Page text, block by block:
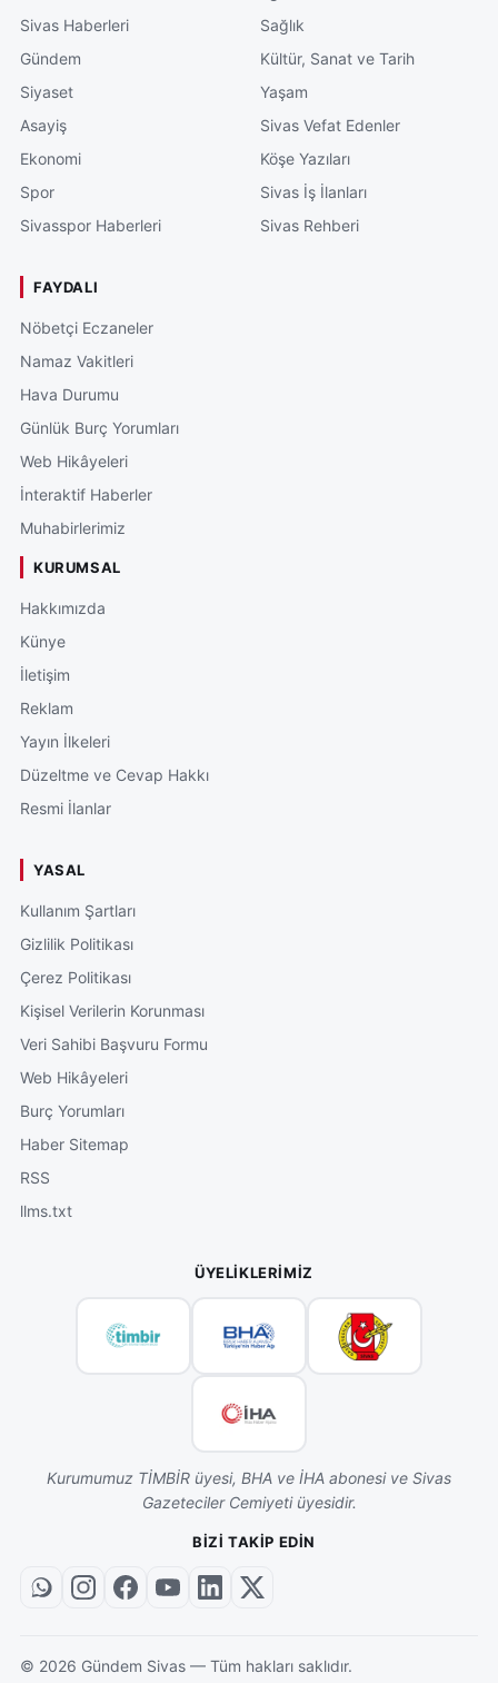
Sivas Haberleri
Gündem
Siyaset
Asayiş
Ekonomi
Spor
Sivasspor Haberleri
Sağlık
Kültür, Sanat ve Tarih
Yaşam
Sivas Vefat Edenler
Köşe Yazıları
Sivas İş İlanları
Sivas Rehberi
FAYDALI
Nöbetçi Eczaneler
Namaz Vakitleri
Hava Durumu
Günlük Burç Yorumları
Web Hikâyeleri
İnteraktif Haberler
Muhabirlerimiz
KURUMSAL
Hakkımızda
Künye
İletişim
Reklam
Yayın İlkeleri
Düzeltme ve Cevap Hakkı
Resmi İlanlar
YASAL
Kullanım Şartları
Gizlilik Politikası
Çerez Politikası
Kişisel Verilerin Korunması
Veri Sahibi Başvuru Formu
Web Hikâyeleri
Burç Yorumları
Haber Sitemap
RSS
llms.txt
ÜYELIKLERIMIZ
Kurumumuz TİMBİR üyesi, BHA ve İHA abonesi ve Sivas
Gazeteciler Cemiyeti üyesidir.
BIZI TAKIP EDIN
© 2026 Gündem Sivas — Tüm hakları saklıdır.